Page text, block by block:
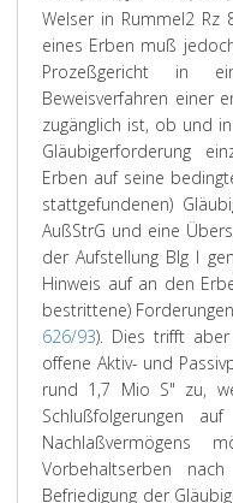
Welser in Rummel2 Rz
eines Erben muß
Prozeßgericht in
Beweisverfahren einer
zugänglich ist, ob und
Gläubigerforderung
Erben auf seine
stattgefundenen)
AußStrG und eine
der Aufstellung Blg I
Hinweis auf an den
bestrittene)
626/93). Dies trifft
offene Aktiv- und
rund 1,7 Mio S" zu,
Schlußfolgerungen
Vorbehaltserben
Befriedigung der